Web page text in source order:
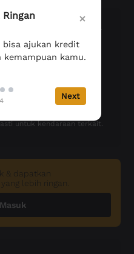
simulasi kreditnya
kredit.
bisa dibuka kembali
untuk kendaraan terkait.
& dapatkan
lebih ringan.
bisa ajukan kredit
kemampuan kamu.
Next